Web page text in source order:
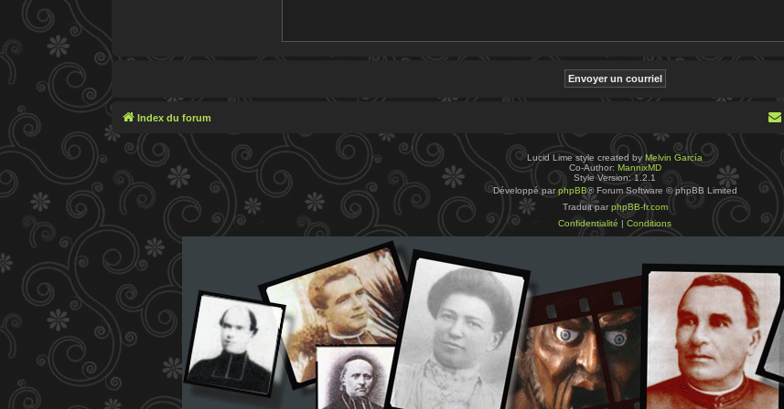
Index du forum
Lucid Lime style created by Melvin García
Co-Author: MannixMD
Style Version: 1.2.1
Développé parphpBB® Forum Software © phpBB Limited
Traduit par phpBB-fr.com
Confidentialité | Conditions